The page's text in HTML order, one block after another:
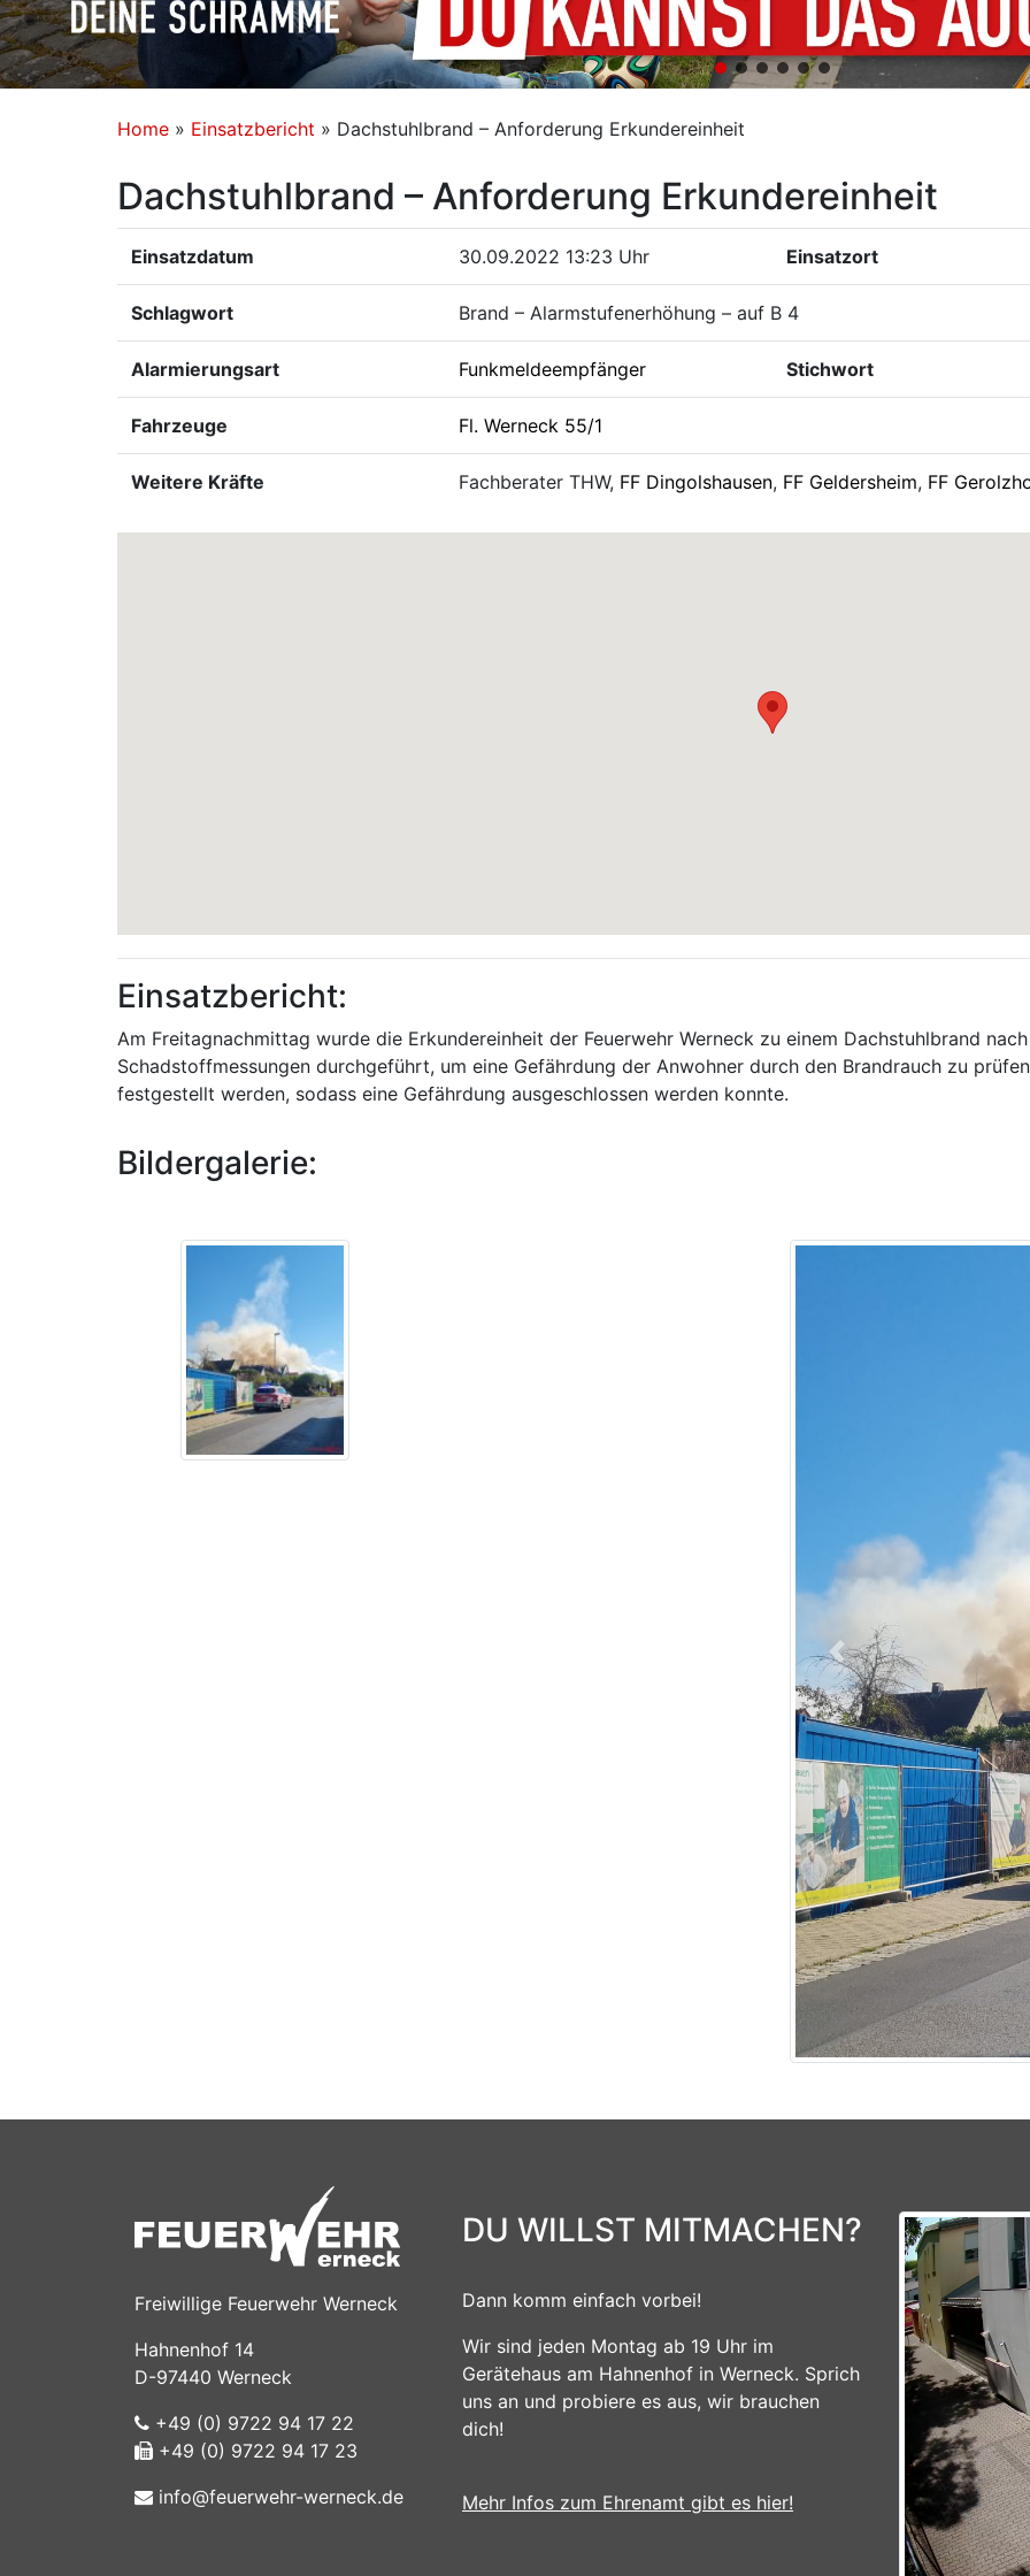
Home » Einsatzbericht » Dachstuhlbrand – Anforderung Erkundereinheit
Dachstuhlbrand – Anforderung Erkundereinheit
Einsatzdatum 30.09.2022 13:23 Uhr Einsatzort
Schlagwort Brand – Alarmstufenerhöhung – auf B 4
Alarmierungsart Funkmeldeempfänger Stichwort
Fahrzeuge Fl. Werneck 55/1
Weitere Kräfte Fachberater THW, FF Dingolshausen, FF Geldersheim, FF
Einsatzbericht:
Am Freitagnachmittag wurde die Erkundereinheit der Feuerwehr Werneck zu einem Dachstuhlbrand
Schadstoffmessungen durchgeführt, um eine Gefährdung der Anwohner durch den Brandrauch zu
festgestellt werden, sodass eine Gefährdung ausgeschlossen werden konnte.
Bildergalerie:
Previous
Freiwillige Feuerwehr Werneck
Hahnenhof 14
D-97440 Werneck
+49 (0) 9722 94 17 22
+49 (0) 9722 94 17 23
info@feuerwehr-werneck.de
DU WILLST MITMACHEN?
Dann komm einfach vorbei!
Wir sind jeden Montag ab 19 Uhr im
Gerätehaus am Hahnenhof in Werneck. Sprich
uns an und probiere es aus, wir brauchen
dich!
Mehr Infos zum Ehrenamt gibt es hier!